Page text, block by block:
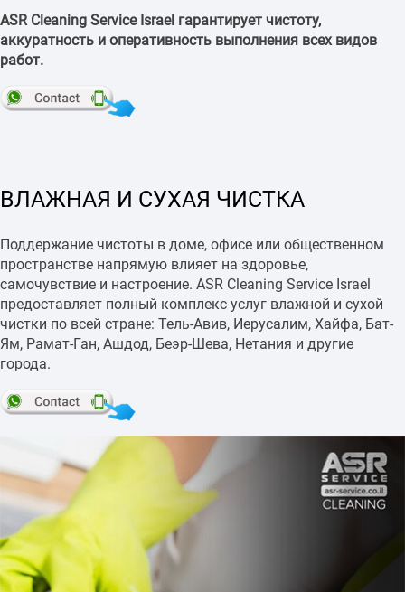
ASR Cleaning Service Israel гарантирует чистоту,
аккуратность и оперативность выполнения всех видов
работ.
ВЛАЖНАЯ И СУХАЯ ЧИСТКА
Поддержание чистоты в доме, офисе или общественном
пространстве напрямую влияет на здоровье,
самочувствие и настроение. ASR Cleaning Service Israel
предоставляет полный комплекс услуг влажной и сухой
чистки по всей стране: Тель-Авив, Иерусалим, Хайфа, Бат-
Ям, Рамат-Ган, Ашдод, Беэр-Шева, Нетания и другие
города.